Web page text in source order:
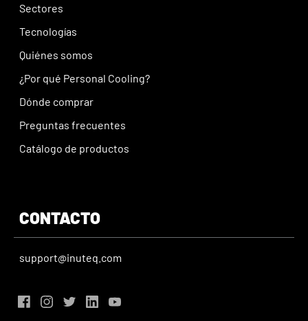
Sectores
Tecnologías
Quiénes somos
¿Por qué Personal Cooling?
Dónde comprar
Preguntas frecuentes
Catálogo de productos
CONTACTO
support@inuteq.com